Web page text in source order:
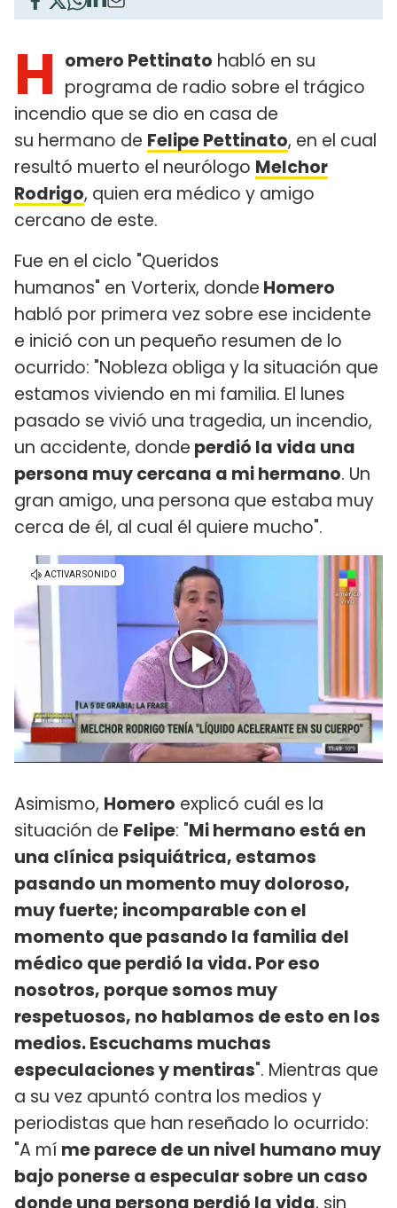
H omero Pettinato habló en su
programa de radio sobre el trágico
incendio que se dio en casa de
su hermano de Felipe Pettinato, en el cual
resultó muerto el neurólogo Melchor
Rodrigo, quien era médico y amigo
cercano de este.
Fue en el ciclo "Queridos
humanos" en Vorterix, donde Homero
habló por primera vez sobre ese incidente
e inició con un pequeño resumen de lo
ocurrido: "Nobleza obliga y la situación que
estamos viviendo en mi familia. El lunes
pasado se vivió una tragedia, un incendio,
un accidente, donde perdió la vida una
persona muy cercana a mi hermano. Un
gran amigo, una persona que estaba muy
cerca de él, al cual él quiere mucho".
Asimismo, Homero explicó cuál es la
situación de Felipe: "Mi hermano está en
una clínica psiquiátrica, estamos
pasando un momento muy doloroso,
muy fuerte; incomparable con el
momento que pasando la familia del
médico que perdió la vida. Por eso
nosotros, porque somos muy
respetuosos, no hablamos de esto en los
medios. Escuchams muchas
especulaciones y mentiras". Mientras que
a su vez apuntó contra los medios y
periodistas que han reseñado lo ocurrido:
"A mí me parece de un nivel humano muy
bajo ponerse a especular sobre un caso
donde una persona perdió la vida, sin